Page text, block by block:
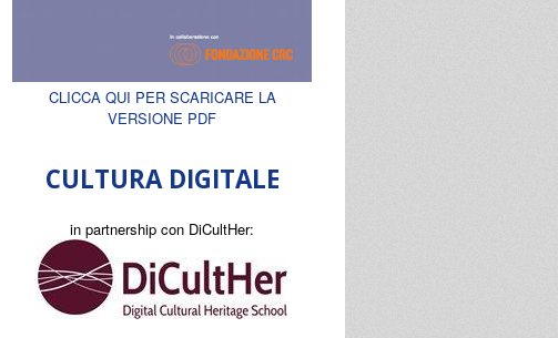
CLICCA QUI PER SCARICARE LA
VERSIONE PDF
CULTURA DIGITALE
in partnership con DiCultHer: